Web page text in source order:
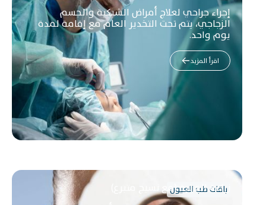
إجراء جراحي لعلاج أمراض الشبكية والجسم
الزجاجي، يتم تحت التخدير العام مع إقامة لمدة
يوم واحد.
اقرأ المزيد
زراعة القرنية (مع نسيج متبرع)
باقات طب العيون